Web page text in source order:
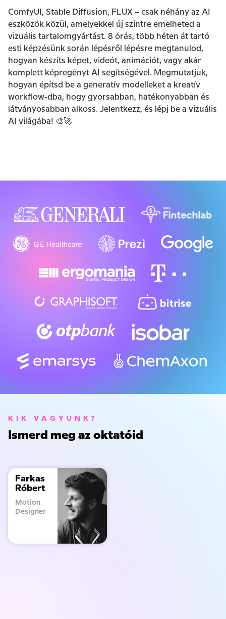
ComfyUI, Stable Diffusion, FLUX – csak néhány az AI
eszközök közül, amelyekkel új szintre emelheted a
vizuális tartalomgyártást. 8 órás, több héten át tartó
esti képzésünk során lépésről lépésre megtanulod,
hogyan készíts képet, videót, animációt, vagy akár
komplett képregényt AI segítségével. Megmutatjuk,
hogyan építsd be a generatív modelleket a kreatív
workflow-dba, hogy gyorsabban, hatékonyabban és
látványosabban alkoss. Jelentkezz, és lépj be a vizuális
AI világába! 🎨🚀
Partnereink
KIK VAGYUNK?
Ismerd meg az oktatóid
Farkas
Róbert
Motion
Designer